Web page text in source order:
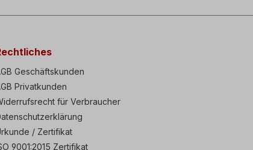
Geschäftskunden
Privatkunden
für Verbraucher
/ Zertifikat
9001:2015 Zertifikat